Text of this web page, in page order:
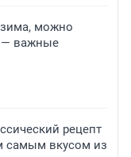
можно
— важные
рецепт
самым вкусом из